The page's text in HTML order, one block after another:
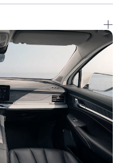
lässt sich freihändig
Hände voll haben, was bei
der Fall sein wird.